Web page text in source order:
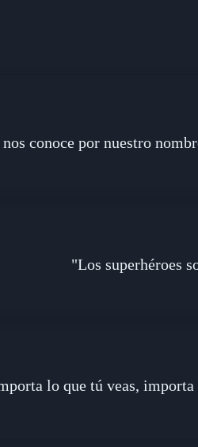
conoce por nuestro
"Los superhéroes
lo que tú veas,